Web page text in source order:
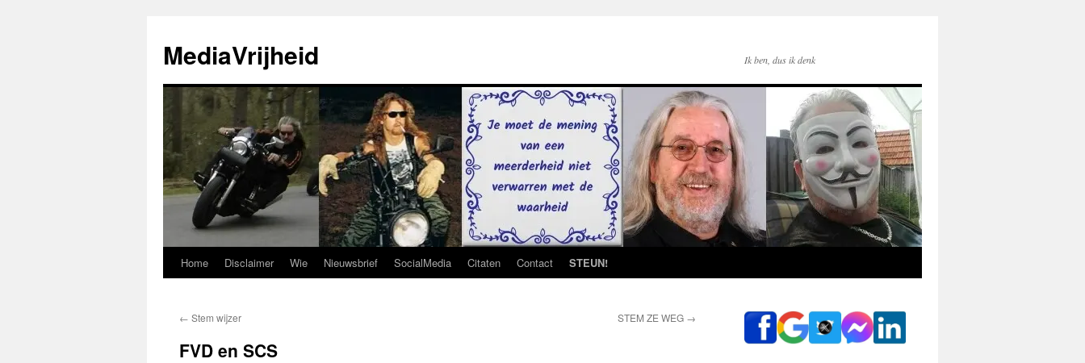
de
inhoud
MediaVrijheid Ik ben, dus ik denk
Home Disclaimer Wie Nieuwsbrief SocialMedia Citaten Contact STEUN!
← Stem wijzer STEM ZE WEG →
FVD en SCS